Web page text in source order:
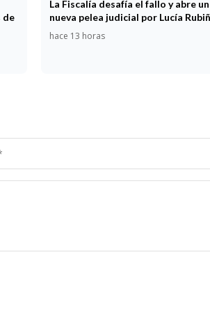
de
La Fiscalía desafía el fallo y abre
nueva pelea judicial por Lucía
hace 13 horas